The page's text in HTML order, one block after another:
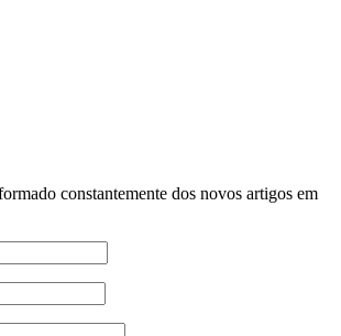
constantemente dos novos artigos em